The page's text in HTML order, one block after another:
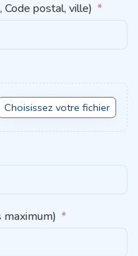
postal, ville)
Choisissez votre fichier